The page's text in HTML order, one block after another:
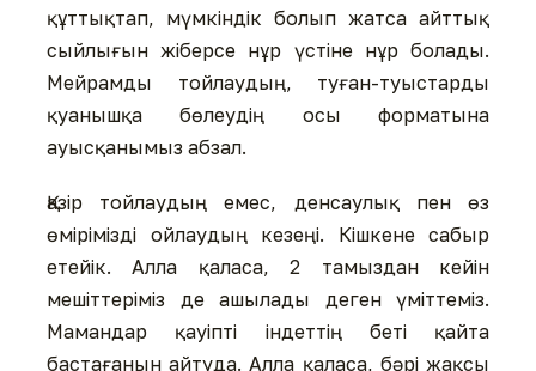
құттықтап, мүмкіндік болып жатса айттық
сыйлығын жі­берсе нұр үстіне нұр болады.
Мейрамды тойлаудың, туған-туыстарды
қуанышқа бөлеудің осы форматына
ауысқанымыз абзал.
Қазір тойлаудың емес, ден­сау­лық пен өз
өмірімізді ойлаудың кезеңі. Кішкене сабыр
етейік. Алла қаласа, 2 тамыздан кейін
мешіттеріміз де ашылады деген үміттеміз.
Мамандар қауіпті індеттің беті қайта
бастағанын айтуда. Алла қаласа, бәрі жақсы